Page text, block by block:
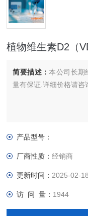
植物维生素D2（
简要描述：本公司长期
量有保证.详细价格请
产品型号：
厂商性质：经销商
更新时间： 2025-02-18
访 问 量： 1944